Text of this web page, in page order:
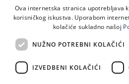
LINKOVI
Ova internetska stranica upotrebljava
korisničkog iskustva. Uporabom
kolačiće sukladno našoj
NUŽNO POTREBNI KOLAČIĆI
IZVEDBENI KOLAČIĆI